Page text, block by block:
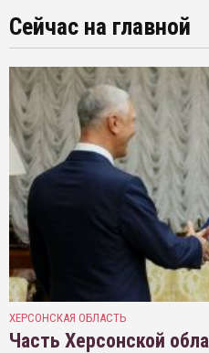
Сейчас на главной
ХЕРСОНСКАЯ ОБЛАСТЬ
Часть Херсонской